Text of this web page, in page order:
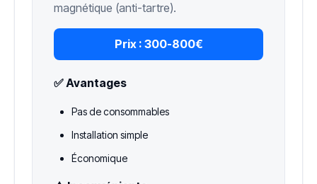
magnétique (anti-tartre).
Prix : 300-800€
✅ Avantages
Pas de consommables
Installation simple
Économique